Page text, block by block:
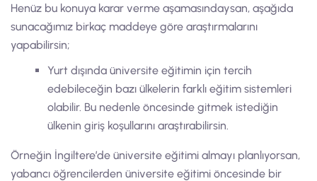
Henüz bu konuya karar verme aşamasındaysan, aşağıda
sunacağımız birkaç maddeye göre araştırmalarını
yapabilirsin;
Yurt dışında üniversite eğitimin için tercih
edebileceğin bazı ülkelerin farklı eğitim sistemleri
olabilir. Bu nedenle öncesinde gitmek istediğin
ülkenin giriş koşullarını araştırabilirsin.
Örneğin İngiltere’de üniversite eğitimi almayı planlıyorsan,
yabancı öğrencilerden üniversite eğitimi öncesinde bir